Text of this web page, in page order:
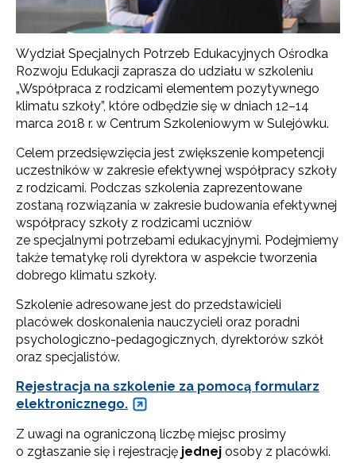
Wydział Specjalnych Potrzeb Edukacyjnych Ośrodka
Rozwoju Edukacji zaprasza do udziału w szkoleniu
„Współpraca z rodzicami elementem pozytywnego
klimatu szkoły”, które odbędzie się w dniach 12–14
marca 2018 r. w Centrum Szkoleniowym w Sulejówku.
Celem przedsięwzięcia jest zwiększenie kompetencji
uczestników w zakresie efektywnej współpracy szkoły
z rodzicami. Podczas szkolenia zaprezentowane
zostaną rozwiązania w zakresie budowania efektywnej
współpracy szkoły z rodzicami uczniów
ze specjalnymi potrzebami edukacyjnymi. Podejmiemy
także tematykę roli dyrektora w aspekcie tworzenia
dobrego klimatu szkoły.
Szkolenie adresowane jest do przedstawicieli
placówek doskonalenia nauczycieli oraz poradni
psychologiczno-pedagogicznych, dyrektorów szkół
oraz specjalistów.
Rejestracja na szkolenie za pomocą formularz
elektronicznego.
Z uwagi na ograniczoną liczbę miejsc prosimy
o zgłaszanie się i rejestrację jednej osoby z placówki.